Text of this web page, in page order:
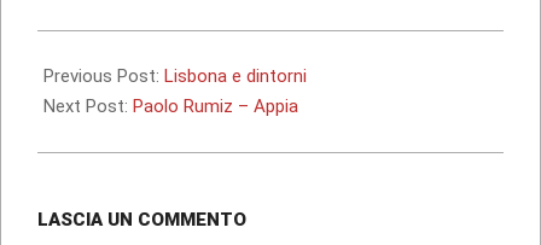
04-
03
Previous Post: Lisbona e dintorni
Next Post: Paolo Rumiz – Appia
LASCIA UN COMMENTO